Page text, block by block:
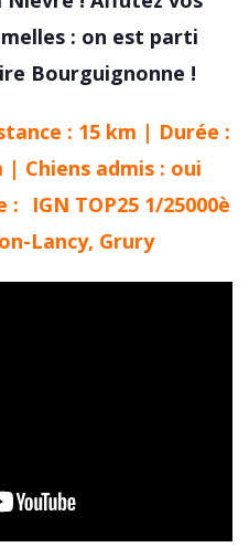
: on est parti
Bourguignonne !
: 15 km | Durée :
| Chiens admis : oui
:
IGN TOP25 1/25000è
Lancy, Grury